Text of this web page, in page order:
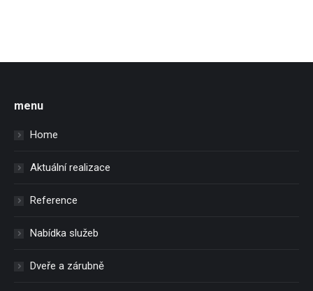
menu
Home
Aktuální realizace
Reference
Nabídka služeb
Dveře a zárubně